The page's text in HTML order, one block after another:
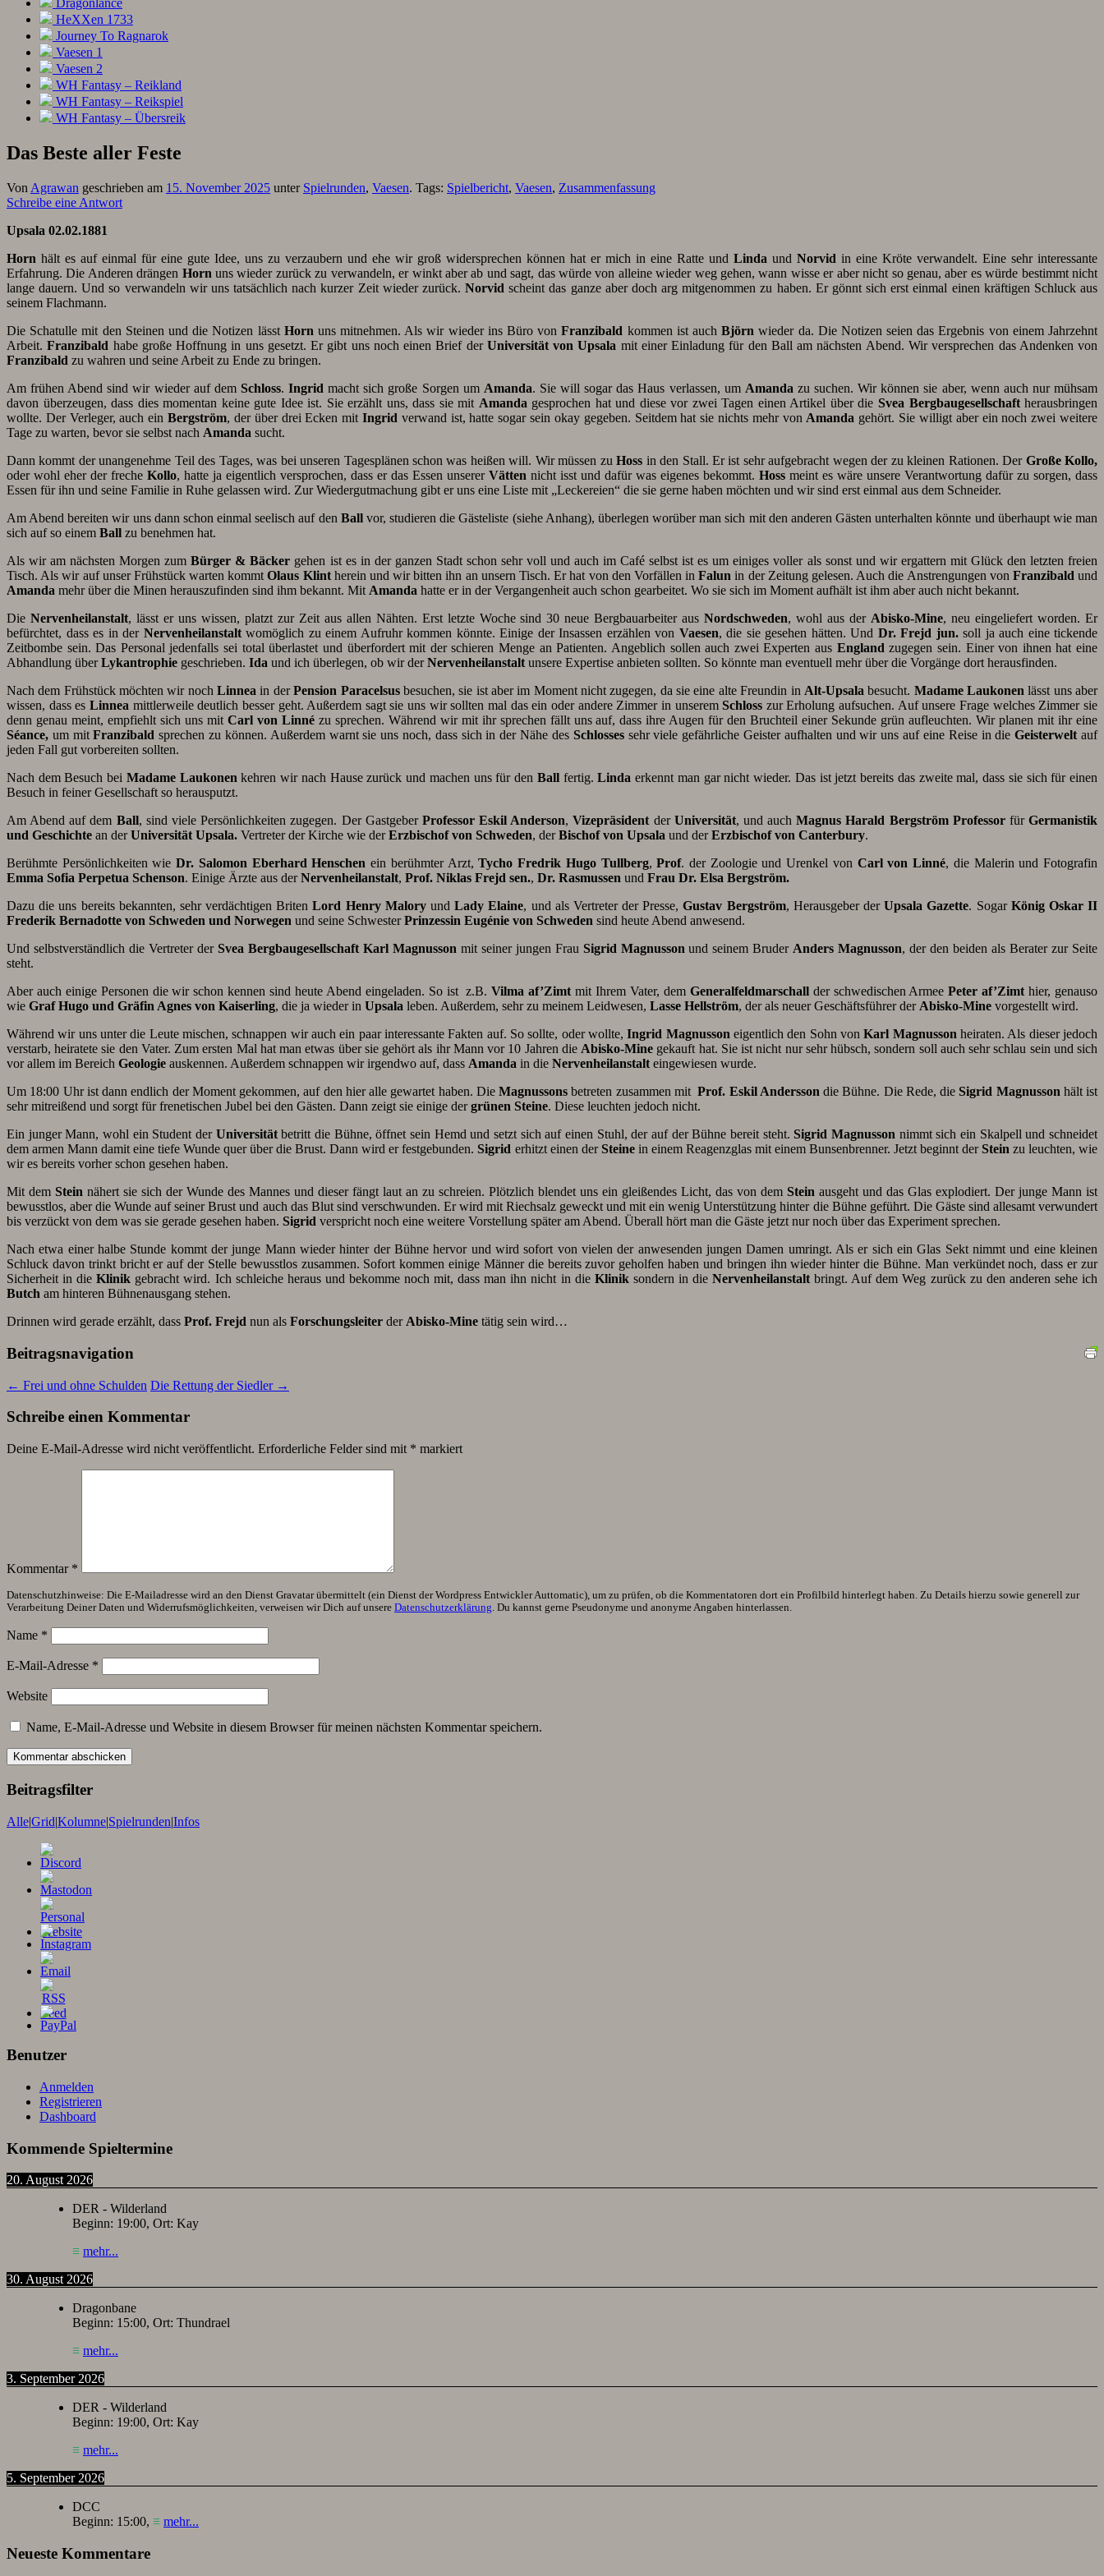
Dragonlance
HeXXen 1733
Journey To Ragnarok
Vaesen 1
Vaesen 2
WH Fantasy – Reikland
WH Fantasy – Reikspiel
WH Fantasy – Übersreik
Das Beste aller Feste
Von Agrawan geschrieben am 15. November 2025 unter Spielrunden, Vaesen. Tags: Spielbericht, Vaesen, Zusammenfassung
Schreibe eine Antwort
Upsala 02.02.1881
Horn hält es auf einmal für eine gute Idee, uns zu verzaubern und ehe wir groß widersprechen können hat er mich in eine Ratte und Linda und Norvid in eine Kröte verwandelt. Eine sehr interessante
Erfahrung. Die Anderen drängen Horn uns wieder zurück zu verwandeln, er winkt aber ab und sagt, das würde von alleine wieder weg gehen, wann wisse er aber nicht so genau, aber es würde bestimmt nicht
lange dauern. Und so verwandeln wir uns tatsächlich nach kurzer Zeit wieder zurück.Norvid scheint das ganze aber doch arg mitgenommen zu haben. Er gönnt sich erst einmal einen kräftigen Schluck aus
seinem Flachmann.
Die Schatulle mit den Steinen und die Notizen lässt Horn uns mitnehmen. Als wir wieder ins Büro vonFranzibald kommen ist auchBjörn wieder da. Die Notizen seien das Ergebnis von einem Jahrzehnt
Arbeit.Franzibald habe große Hoffnung in uns gesetzt. Er gibt uns noch einen Brief der Universität von Upsala mit einer Einladung für den Ball am nächsten Abend. Wir versprechen das Andenken von
Franzibald zu wahren und seine Arbeit zu Ende zu bringen.
Am frühen Abend sind wir wieder auf dem Schloss.Ingrid macht sich große Sorgen um Amanda. Sie will sogar das Haus verlassen, um Amanda zu suchen. Wir können sie aber, wenn auch nur mühsam
davon überzeugen, dass dies momentan keine gute Idee ist. Sie erzählt uns, dass sie mit Amanda gesprochen hat und diese vor zwei Tagen einen Artikel über die Svea Bergbaugesellschaftherausbringen
wollte. Der Verleger, auch einBergström, der über drei Ecken mitIngrid verwand ist, hatte sogar sein okay gegeben. Seitdem hat sie nichts mehr von Amanda gehört. Sie willigt aber ein noch zwei weitere
Tage zu warten, bevor sie selbst nach Amanda sucht.
Dann kommt der unangenehme Teil des Tages, was bei unseren Tagesplänen schon was heißen will. Wir müssen zuHoss in den Stall. Er ist sehr aufgebracht wegen der zu kleinen Rationen. Der Große Kollo,
oder wohl eher der freche Kollo, hatte ja eigentlich versprochen, dass er das Essen unserer Vätten nicht isst und dafür was eigenes bekommt. Hoss meint es wäre unsere Verantwortung dafür zu sorgen, dass
Essen für ihn und seine Familie in Ruhe gelassen wird. Zur Wiedergutmachung gibt er uns eine Liste mit „Leckereien“ die sie gerne haben möchten und wir sind erst einmal aus dem Schneider.
Am Abend bereiten wir uns dann schon einmal seelisch auf den Ballvor, studieren die Gästeliste (siehe Anhang), überlegen worüber man sich mit den anderen Gästen unterhalten könnte und überhaupt wie man
sich auf so einem Ball zu benehmen hat.
Als wir am nächsten Morgen zumBürger & Bäcker gehen ist es in der ganzen Stadt schon sehr voll und auch im Café selbst ist es um einiges voller als sonst und wir ergattern mit Glück den letzten freien
Tisch. Als wir auf unser Frühstück warten kommtOlaus Klintherein und wir bitten ihn an unsern Tisch. Er hat von den Vorfällen inFalun in der Zeitung gelesen. Auch die Anstrengungen von Franzibald und
Amanda mehr über die Minen herauszufinden sind ihm bekannt. Mit Amanda hatte er in der Vergangenheit auch schon gearbeitet. Wo sie sich im Moment aufhält ist ihm aber auch nicht bekannt.
Die Nervenheilanstalt, lässt er uns wissen, platzt zur Zeit aus allen Nähten. Erst letzte Woche sind 30 neue Bergbauarbeiter ausNordschweden, wohl aus der Abisko-Mine, neu eingeliefert worden. Er
befürchtet, dass es in der Nervenheilanstaltwomöglich zu einem Aufruhr kommen könnte. Einige der Insassen erzählen von Vaesen, die sie gesehen hätten. Und Dr. Frejd jun.soll ja auch eine tickende
Zeitbombe sein. Das Personal jedenfalls sei total überlastet und überfordert mit der schieren Menge an Patienten. Angeblich sollen auch zwei Experten aus England zugegen sein. Einer von ihnen hat eine
Abhandlung überLykantrophie geschrieben. Ida und ich überlegen, ob wir derNervenheilanstalt unsere Expertise anbieten sollten. So könnte man eventuell mehr über die Vorgänge dort herausfinden.
Nach dem Frühstück möchten wir nochLinnea in derPension Paracelsusbesuchen, sie ist aber im Moment nicht zugegen, da sie eine alte Freundin in Alt-Upsala besucht. Madame Laukonen lässt uns aber
wissen, dass es Linnea mittlerweile deutlich besser geht. Außerdem sagt sie uns wir sollten mal das ein oder andere Zimmer in unseremSchloss zur Erholung aufsuchen. Auf unsere Frage welches Zimmer sie
denn genau meint, empfiehlt sich uns mit Carl von Linnézu sprechen. Während wir mit ihr sprechen fällt uns auf, dass ihre Augen für den Bruchteil einer Sekunde grün aufleuchten. Wir planen mit ihr eine
Séance, um mitFranzibald sprechen zu können. Außerdem warnt sie uns noch, dass sich in der Nähe des Schlossessehr viele gefährliche Geister aufhalten und wir uns auf eine Reise in dieGeisterwelt auf
jeden Fall gut vorbereiten sollten.
Nach dem Besuch bei Madame Laukonen kehren wir nach Hause zurück und machen uns für den Ballfertig.Linda erkennt man gar nicht wieder. Das ist jetzt bereits das zweite mal, dass sie sich für einen
Besuch in feiner Gesellschaft so herausputzt.
Am Abend auf dem Ball, sind viele Persönlichkeiten zugegen. Der Gastgeber Professor Eskil Anderson,Vizepräsident der Universität, und auchMagnus Harald Bergström ProfessorfürGermanistik
und Geschichte an derUniversität Upsala. Vertreter der Kirche wie derErzbischof von Schweden, derBischof von Upsala und derErzbischof von Canterbury.
Berühmte Persönlichkeiten wieDr. Salomon Eberhard Henschen ein berühmter Arzt,Tycho Fredrik Hugo Tullberg,Prof. der Zoologie und Urenkel von Carl von Linné, die Malerin und Fotografin
Emma Sofia Perpetua Schenson. Einige Ärzte aus derNervenheilanstalt, Prof. Niklas Frejd sen., Dr. Rasmussen und Frau Dr. Elsa Bergström.
Dazu die uns bereits bekannten, sehr verdächtigen BritenLord Henry MaloryundLady Elaine, und als Vertreter der Presse,Gustav Bergström, Herausgeber derUpsala Gazette. Sogar König Oskar II
Frederik Bernadotte von Schweden und Norwegen und seine SchwesterPrinzessin Eugénie von Schweden sind heute Abend anwesend.
Und selbstverständlich die Vertreter der Svea Bergbaugesellschaft Karl Magnusson mit seiner jungen Frau Sigrid Magnusson und seinem Bruder Anders Magnusson, der den beiden als Berater zur Seite
steht.
Aber auch einige Personen die wir schon kennen sind heute Abend eingeladen. So ist z.B.Vilma af’Zimt mit Ihrem Vater, dem Generalfeldmarschallder schwedischen ArmeePeter af’Zimt hier, genauso
wie Graf Hugo und Gräfin Agnes von Kaiserling, die ja wieder in Upsala leben. Außerdem, sehr zu meinem Leidwesen, Lasse Hellström, der als neuer Geschäftsführer der Abisko-Mine vorgestellt wird.
Während wir uns unter die Leute mischen, schnappen wir auch ein paar interessante Fakten auf. So sollte, oder wollte,Ingrid Magnusson eigentlich den Sohn vonKarl Magnusson heiraten. Als dieser jedoch
verstarb, heiratete sie den Vater. Zum ersten Mal hat man etwas über sie gehört als ihr Mann vor 10 Jahren die Abisko-Mine gekauft hat. Sie ist nicht nur sehr hübsch, sondern soll auch sehr schlau sein und sich
vor allem im Bereich Geologie auskennen. Außerdem schnappen wir irgendwo auf, dass Amanda in die Nervenheilanstalt eingewiesen wurde.
Um 18:00 Uhr ist dann endlich der Moment gekommen, auf den hier alle gewartet haben. Die Magnussons betreten zusammen mitProf. Eskil Andersson die Bühne. Die Rede, dieSigrid Magnusson hält ist
sehr mitreißend und sorgt für frenetischen Jubel bei den Gästen. Dann zeigt sie einige dergrünen Steine. Diese leuchten jedoch nicht.
Ein junger Mann, wohl ein Student der Universitätbetritt die Bühne, öffnet sein Hemd und setzt sich auf einen Stuhl, der auf der Bühne bereit steht.Sigrid Magnusson nimmt sich ein Skalpell und schneidet
dem armen Mann damit eine tiefe Wunde quer über die Brust. Dann wird er festgebunden.Sigrid erhitzt einen derSteinein einem Reagenzglas mit einem Bunsenbrenner. Jetzt beginnt derStein zu leuchten, wie
wir es bereits vorher schon gesehen haben.
Mit dem Stein nähert sie sich der Wunde des Mannes und dieser fängt laut an zu schreien. Plötzlich blendet uns ein gleißendes Licht, das von dem Stein ausgeht und das Glas explodiert. Der junge Mann ist
bewusstlos, aber die Wunde auf seiner Brust und auch das Blut sind verschwunden. Er wird mit Riechsalz geweckt und mit ein wenig Unterstützung hinter die Bühne geführt. Die Gäste sind allesamt verwundert
bis verzückt von dem was sie gerade gesehen haben. Sigrid verspricht noch eine weitere Vorstellung später am Abend. Überall hört man die Gäste jetzt nur noch über das Experiment sprechen.
Nach etwa einer halbe Stunde kommt der junge Mann wieder hinter der Bühne hervor und wird sofort von vielen der anwesenden jungen Damen umringt. Als er sich ein Glas Sekt nimmt und eine kleinen
Schluck davon trinkt bricht er auf der Stelle bewusstlos zusammen. Sofort kommen einige Männer die bereits zuvor geholfen haben und bringen ihn wieder hinter die Bühne. Man verkündet noch, dass er zur
Sicherheit in dieKlinik gebracht wird. Ich schleiche heraus und bekomme noch mit, dass man ihn nicht in die Kliniksondern in dieNervenheilanstalt bringt. Auf dem Weg zurück zu den anderen sehe ich
Butch am hinteren Bühnenausgang stehen.
Drinnen wird gerade erzählt, dass Prof. Frejd nun als Forschungsleiter der Abisko-Mine tätig sein wird…
Beitragsnavigation
← Frei und ohne Schulden Die Rettung der Siedler →
Schreibe einen Kommentar
Deine E-Mail-Adresse wird nicht veröffentlicht. Erforderliche Felder sind mit * markiert
Kommentar *
Datenschutzhinweise: Die E-Mailadresse wird an den Dienst Gravatar übermittelt (ein Dienst der Wordpress Entwickler Auttomatic), um zu prüfen, ob die Kommentatoren dort ein Profilbild hinterlegt haben. Zu Details hierzu sowie generell zur
Verarbeitung Deiner Daten und Widerrufsmöglichkeiten, verweisen wir Dich auf unsere Datenschutzerklärung. Du kannst gerne Pseudonyme und anonyme Angaben hinterlassen.
Name *
E-Mail-Adresse *
Website
Name, E-Mail-Adresse und Website in diesem Browser für meinen nächsten Kommentar speichern.
Beitragsfilter
Alle|Grid|Kolumne|Spielrunden|Infos
Benutzer
Anmelden
Registrieren
Dashboard
Kommende Spieltermine
20. August 2026
DER - Wilderland
Beginn: 19:00, Ort: Kay
≡ mehr...
30. August 2026
Dragonbane
Beginn: 15:00, Ort: Thundrael
≡ mehr...
3. September 2026
DER - Wilderland
Beginn: 19:00, Ort: Kay
≡ mehr...
5. September 2026
DCC
Beginn: 15:00, ≡ mehr...
Neueste Kommentare